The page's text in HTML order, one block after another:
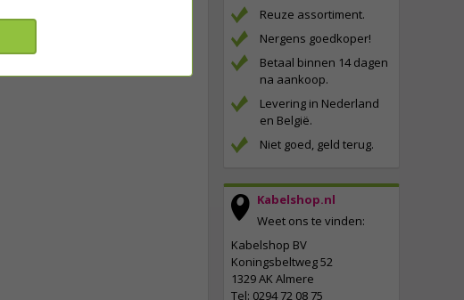
Reuze assortiment.
Nergens goedkoper!
Betaal binnen 14 dagen
na aankoop.
Levering in Nederland
en België.
Niet goed, geld terug.
Kabelshop.nl
Weet ons te vinden:
Kabelshop BV
Koningsbeltweg 52
1329 AK Almere
Tel: 0294 72 08 75